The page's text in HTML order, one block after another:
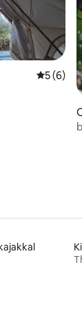
Átlagos
5 (6)